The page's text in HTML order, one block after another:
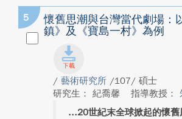
5
懷舊思潮與台灣當代劇場：
鎮》及《寶島一村》為例
/ 藝術研究所 /107/ 碩士
研究生： 紀喬馨
指導教授：
20世紀末全球掀起的懷